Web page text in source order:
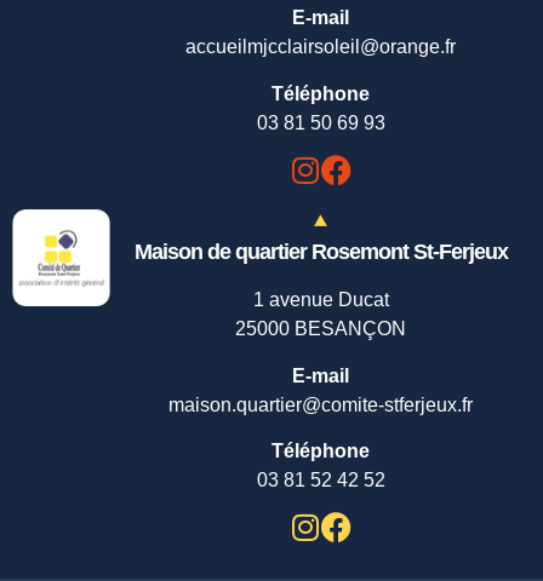
E-mail
accueilmjcclairsoleil@orange.fr
Téléphone
03 81 50 69 93
Maison de quartier Rosemont St-Ferjeux
1 avenue Ducat
25000 BESANÇON
E-mail
maison.quartier@comite-stferjeux.fr
Téléphone
03 81 52 42 52